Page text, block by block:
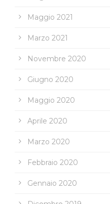
Maggio 2021
Marzo 2021
Novembre 2020
Giugno 2020
Maggio 2020
Aprile 2020
Marzo 2020
Febbraio 2020
Gennaio 2020